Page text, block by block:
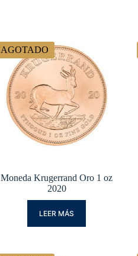
AGOTADO
Moneda Krugerrand Oro 1 oz
2020
LEER MÁS